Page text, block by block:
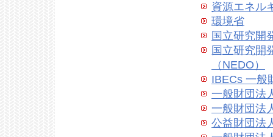
資源エネル
環境省
国立研究
国立研究開発法人 新エネルギー・産業技術総合開発機構
（NEDO）
IBECs 一
一般財団
一般財団
公益財団